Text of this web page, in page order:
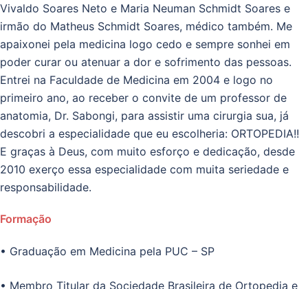
Vivaldo Soares Neto e Maria Neuman Schmidt Soares e
irmão do Matheus Schmidt Soares, médico também. Me
apaixonei pela medicina logo cedo e sempre sonhei em
poder curar ou atenuar a dor e sofrimento das pessoas.
Entrei na Faculdade de Medicina em 2004 e logo no
primeiro ano, ao receber o convite de um professor de
anatomia, Dr. Sabongi, para assistir uma cirurgia sua, já
descobri a especialidade que eu escolheria: ORTOPEDIA!!
E graças à Deus, com muito esforço e dedicação, desde
2010 exerço essa especialidade com muita seriedade e
responsabilidade.
Formação
• Graduação em Medicina pela PUC – SP
• Membro Titular da Sociedade Brasileira de Ortopedia e